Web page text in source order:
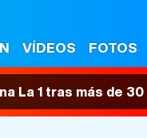
VÍDEOS FOTOS
La 1 tras más de